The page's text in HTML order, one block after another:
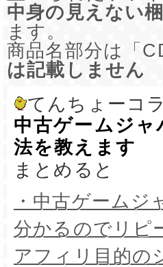
中身の見えない
ます。
商品名部分は「
は記載しません
てんちょーコ
中古ゲームジ
法を教えます
まとめると
・中古ゲーム
分かるのでリピ
アフィリ目的の